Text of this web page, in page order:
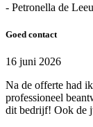
- Petronella de
Goed contact
16 juni 2026
Na de offerte had
professioneel
dit bedrijf! Ook de